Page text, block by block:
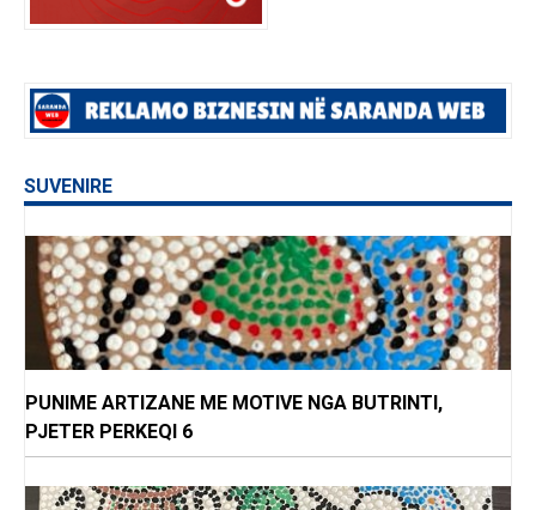
SUVENIRE
PUNIME ARTIZANE ME MOTIVE NGA BUTRINTI,
PJETER PERKEQI 6